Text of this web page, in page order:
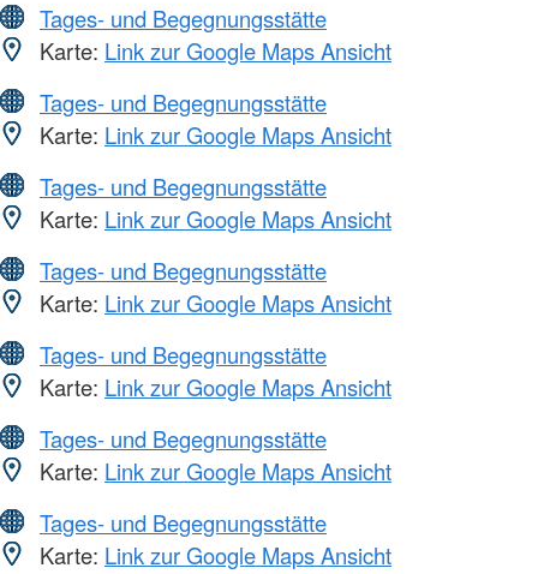
Tages- und Begegnungsstätte
Karte: Link zur Google Maps Ansicht
Tages- und Begegnungsstätte
Karte: Link zur Google Maps Ansicht
Tages- und Begegnungsstätte
Karte: Link zur Google Maps Ansicht
Tages- und Begegnungsstätte
Karte: Link zur Google Maps Ansicht
Tages- und Begegnungsstätte
Karte: Link zur Google Maps Ansicht
Tages- und Begegnungsstätte
Karte: Link zur Google Maps Ansicht
Tages- und Begegnungsstätte
Karte: Link zur Google Maps Ansicht